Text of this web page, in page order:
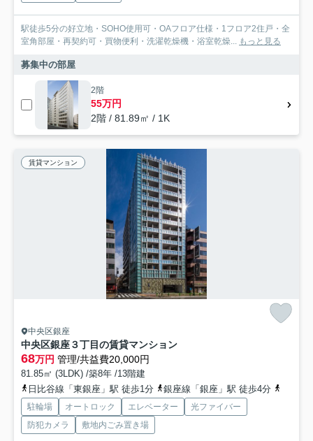
駅徒歩5分の好立地・SOHO使用可・OAフロア仕様・1フロア2住戸・全
室角部屋・再契約可・買物便利・洗濯乾燥機・浴室乾燥... もっと見る
募集中の部屋
2階
55万円
2階 / 81.89㎡ / 1K
賃貸マンション
中央区銀座
中央区銀座３丁目の賃貸マンション
68万円 管理/共益費20,000円
81.85㎡ (3LDK) /築8年 /13階建
日比谷線「東銀座」駅 徒歩1分
銀座線「銀座」駅 徒歩4分
駐輪場 オートロック エレベーター
光ファイバー
防犯カメラ
敷地内ごみ置き場